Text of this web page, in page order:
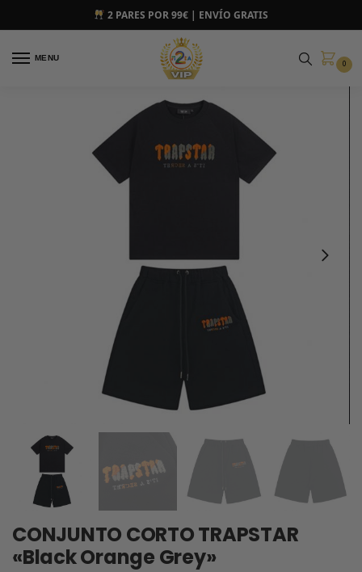
2 PARES POR 99€ | ENVÍO GRATIS
MENU
0
CONJUNTO CORTO TRAPSTAR
«Black Orange Grey»